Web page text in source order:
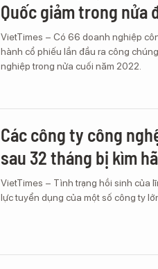
Quốc giảm trong nửa
VietTimes – Có 66 doanh nghiệp
hành cổ phiếu lần đầu ra công
nghiệp trong nửa cuối năm 2022.
Các công ty công
sau 32 tháng bị kìm
VietTimes – Tình trạng hồi sinh của
lực tuyển dụng của một số công ty